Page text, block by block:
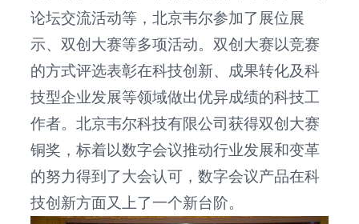
论坛交流活动等，北京韦尔参加了展位展
示、双创大赛等多项活动。双创大赛以竞赛
的方式评选表彰在科技创新、成果转化及科
技型企业发展等领域做出优异成绩的科技工
作者。北京韦尔科技有限公司获得双创大赛
铜奖，标着以数字会议推动行业发展和变革
的努力得到了大会认可，数字会议产品在科
技创新方面又上了一个新台阶。